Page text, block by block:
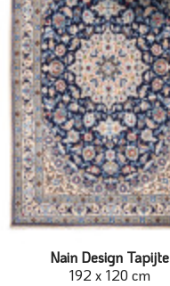
Nain Design Tapijte
192 x 120 cm